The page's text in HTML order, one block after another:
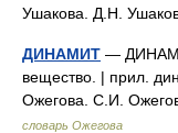
Ушакова. Д.Н.
ДИНАМИТ —
вещество. | прил.
Ожегова. С.И.
словарь Ожегова